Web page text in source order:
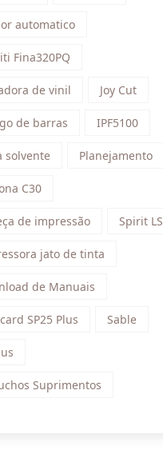
automatico
Fina320PQ
de vinil Joy Cut
de barras IPF5100
solvente Planejamento
C30
de impressão Spirit LS
jato de tinta
de Manuais
SP25 Plus Sable
Suprimentos